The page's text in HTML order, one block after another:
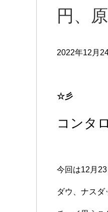
円、
2022年12月
☆彡
コンタ
今回は12月
ダウ、ナスダ